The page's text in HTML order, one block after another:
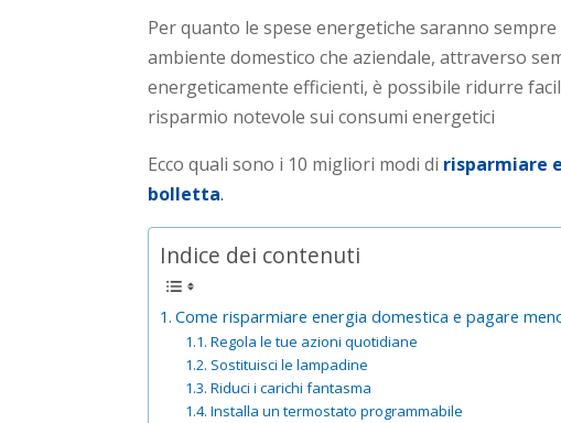
Per quanto le spese energetiche saranno
ambiente domestico che aziendale, attraverso
energeticamente efficienti, è possibile ridurre
risparmio notevole sui consumi energetici
Ecco quali sono i 10 migliori modi di risparmiare
bolletta.
Indice dei contenuti
Come risparmiare energia domestica e pagare
Regola le tue azioni quotidiane
Sostituisci le lampadine
Riduci i carichi fantasma
Installa un termostato programmabile